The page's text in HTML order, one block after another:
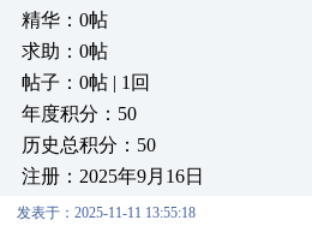
精华：0帖
求助：0帖
帖子：0帖 | 1回
年度积分：50
历史总积分：50
注册：2025年9月16日
发表于：2025-11-11 13:55:18